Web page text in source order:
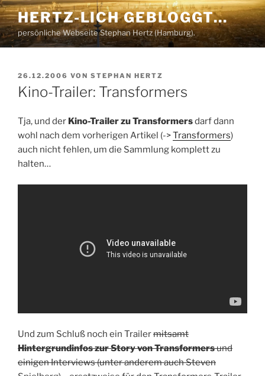
Zum
Inhalt
springen
HERTZ-LICH GEBLOGGT…
persönliche Webseite Stephan Hertz (Hamburg).
VERÖFFENTLICHT
AM
26.12.2006 VON STEPHAN HERTZ
Kino-Trailer: Transformers
Tja, und der Kino-Trailer zu Transformersdarf dann
wohl nach dem vorherigen Artikel (->Transformers)
auch nicht fehlen, um die Sammlung komplett zu
halten…
Und zum Schluß noch ein Trailermitsamt
Hintergrundinfos zur Story von Transformersund
einigen Interviews (unter anderem auch Steven